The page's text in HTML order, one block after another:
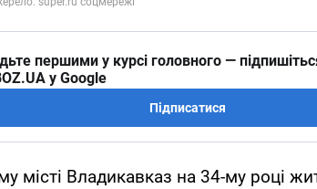
першими у курсі головного —
у Google
Підписатися
місті Владикавказ на 34-му році